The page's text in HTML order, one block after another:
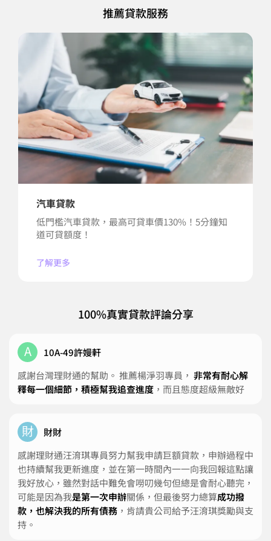
推薦貸款服務
汽車貸款
低門檻汽車貸款，最高可貸車價130%！5分鐘知
道可貸額度！
了解更多
100%真實貸款評論分享
A
10A-49許嫚軒
感謝台灣理財通的幫助。 推薦楊淨羽專員， 非常有耐心解
釋每一個細節，積極幫我追查進度 ，而且態度超級無敵好
財
財財
感謝理財通汪淯琪專員努力幫我申請巨額貸款，申辦過程中
也持續幫我更新進度，並在第一時間內一一向我回報這點讓
我好放心，雖然對話中難免會嘮叨幾句但總是會耐心聽完，
可能是因為我是第一次申辦關係，但最後努力總算成功撥
款，也解決我的所有債務 ，肯請貴公司給予汪淯琪獎勵與支
持。